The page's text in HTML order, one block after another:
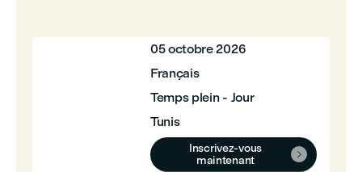
05 octobre 2026
Français
Temps plein - Jour
Tunis
Inscrivez-vous
maintenant
